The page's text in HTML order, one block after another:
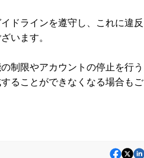
ドラインを遵守し、これに違反
います。
制限やアカウントの停止を行う
ることができなくなる場合もご